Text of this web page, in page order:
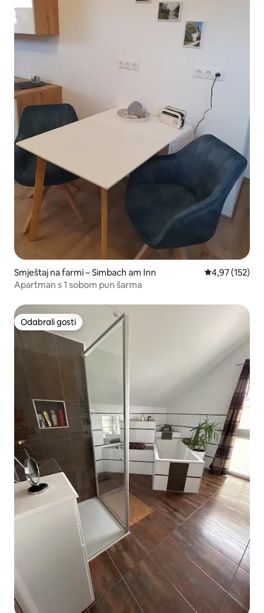
Smještaj na farmi – Simbach am Inn Prosječna
4,97 (152)
Apartman s 1 sobom pun šarma
Odabrali gosti
Odabrali gosti